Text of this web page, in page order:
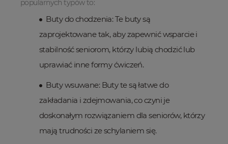
popularnych typów to:
Buty do chodzenia: Te buty są
zaprojektowane tak, aby zapewnić wsparcie i
stabilność seniorom, którzy lubią chodzić lub
uprawiać inne formy ćwiczeń.
Buty wsuwane: Buty te są łatwe do
zakładania i zdejmowania, co czyni je
doskonałym rozwiązaniem dla seniorów, którzy
mają trudności ze schylaniem się.